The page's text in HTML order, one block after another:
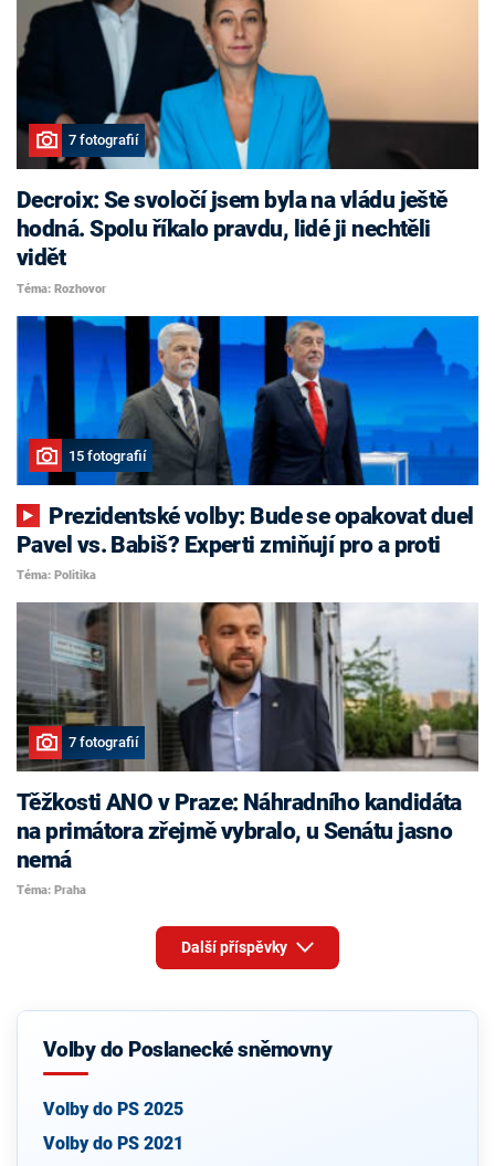
7 fotografií
Decroix: Se svoločí jsem byla na vládu ještě
hodná. Spolu říkalo pravdu, lidé ji nechtěli
vidět
Téma: Rozhovor
15 fotografií
Pavel vs. Babiš? Experti zmiňují pro a proti
Téma: Politika
7 fotografií
Těžkosti ANO v Praze: Náhradního kandidáta
na primátora zřejmě vybralo, u Senátu jasno
nemá
Téma: Praha
Další příspěvky
Volby do Poslanecké sněmovny
Volby do PS 2025
Volby do PS 2021